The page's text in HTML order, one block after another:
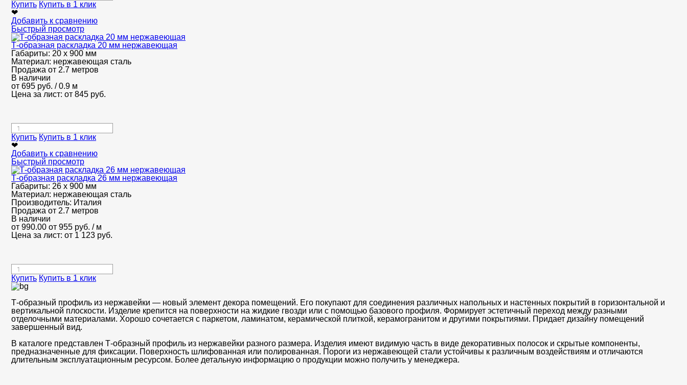
Купить Купить в 1 клик
❤
Добавить к сравнению
Быстрый просмотр
Т-образная раскладка 20 мм нержавеющая
Габариты: 20 х 900 мм
Материал: нержавеющая сталь
Продажа от 2.7 метров
В наличии
от 695 руб. / 0.9 м
Цена за лист: от 845 руб.
Купить Купить в 1 клик
❤
Добавить к сравнению
Быстрый просмотр
Т-образная раскладка 26 мм нержавеющая
Габариты: 26 х 900 мм
Материал: нержавеющая сталь
Производитель: Италия
Продажа от 2.7 метров
В наличии
от 990.00 от 955 руб. / м
Цена за лист: от 1 123 руб.
Купить Купить в 1 клик
Т-образный профиль из нержавейки — новый элемент декора помещений. Его покупают для соединения различных напольных и настенных покрытий в горизонтальной и
вертикальной плоскости. Изделие крепится на поверхности на жидкие гвозди или с помощью базового профиля. Формирует эстетичный переход между разными
отделочными материалами. Хорошо сочетается с паркетом, ламинатом, керамической плиткой, керамогранитом и другими покрытиями. Придает дизайну помещений
завершенный вид.
В каталоге представлен Т-образный профиль из нержавейки разного размера. Изделия имеют видимую часть в виде декоративных полосок и скрытые компоненты,
предназначенные для фиксации. Поверхность шлифованная или полированная. Пороги из нержавеющей стали устойчивы к различным воздействиям и отличаются
длительным эксплуатационным ресурсом. Более детальную информацию о продукции можно получить у менеджера.